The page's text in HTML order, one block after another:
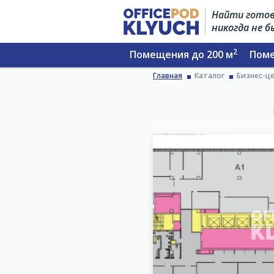
Найти
никогда не
Помещения до 200 м2
Главная Каталог Бизнес-